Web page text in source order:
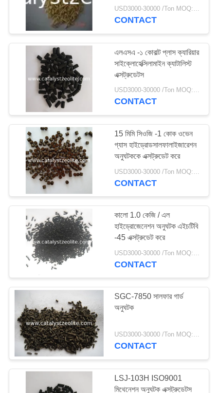
USD3000-30000 /Ton MOQ:1 কিলোগ্রাম
CONTACT
এলএসএ -১ কোবাল্ট প্লাস ক্যারিয়ার
সাইক্লোহেক্সিলামাইন ক্যাটালিস্ট
এক্সট্রুডেটস
USD3000-30000 /Ton MOQ:1 কিলোগ্রাম
CONTACT
15 মিমি সিওজি -1 কোক ওভেন
গ্যাস হাইড্রোডসালফালাইজারেশন
অনুঘটককে এক্সট্রুডেট করে
CONTACT
কালো 1.0 কেজি / এল
হাইড্রোজেনেশন অনুঘটক এইচটিবি
-45 এক্সট্রুডেট করে
USD3000-30000 /Ton MOQ:1 কিলোগ্রাম
CONTACT
SGC-7850 সালফার গার্ড
অনুঘটক
USD3000-30000 /Ton MOQ:1 কিলোগ্রাম
CONTACT
LSJ-103H ISO9001
মিথেনেশন অনুঘটক এক্সট্রুডেটস